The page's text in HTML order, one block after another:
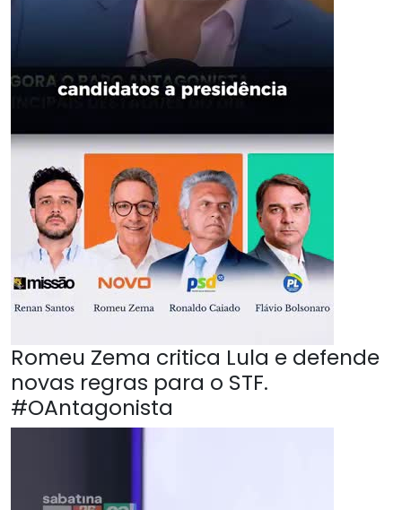
Romeu Zema critica Lula e defende
novas regras para o STF.
#OAntagonista